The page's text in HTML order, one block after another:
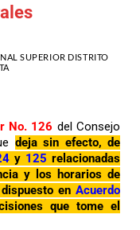
SUPERIOR DISTRITO
No. 126 del Consejo
deja sin efecto, de
y 125 relacionadas
y los horarios de
en Acuerdo
que tome el